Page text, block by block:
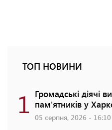
ТОП НОВИНИ
1 Громадські діячі
пам'ятників у
05 серпня, 2026 - 16:10